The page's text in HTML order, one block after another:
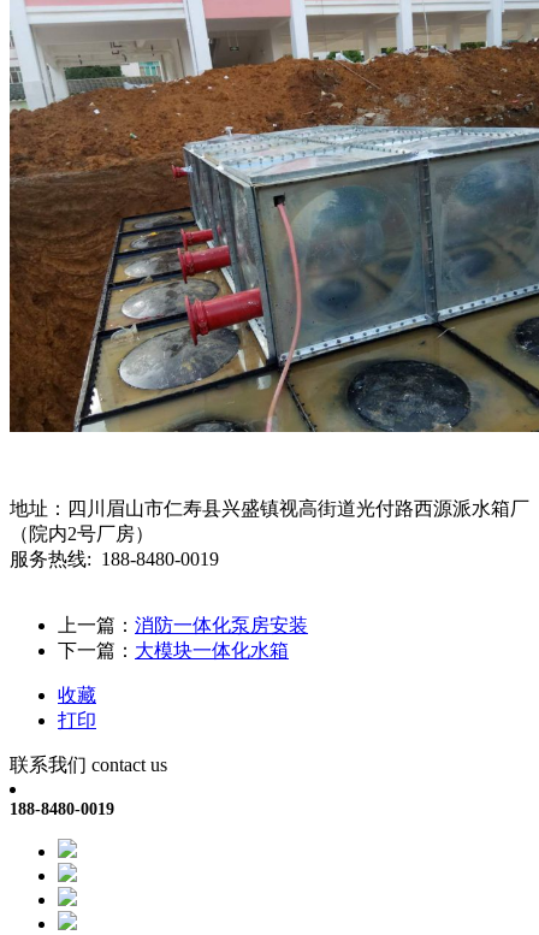
地址：四川眉山市仁寿县兴盛镇视高街道光付路西源派水箱厂
（院内2号厂房）
服务热线: 188-8480-0019
上一篇： 消防一体化泵房安装
下一篇： 大模块一体化水箱
收藏
打印
联系我们 contact us
188-8480-0019